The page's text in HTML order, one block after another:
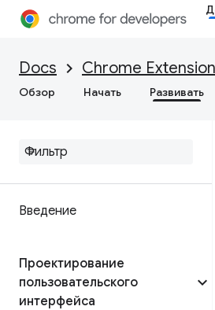
Docs Chrome
Обзор Начать Развивать
Введение
Проектирование
пользовательского
интерфейса